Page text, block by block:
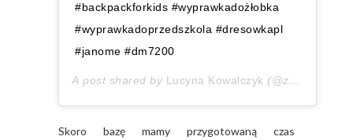
#backpackforkids #wyprawkadożłobka
#wyprawkadoprzedszkola #dresowkapl
#janome #dm7200
A post shared by Lucyna Kowalczyk (@zaprogramowanamama) on
Skoro bazę mamy przygotowaną czas